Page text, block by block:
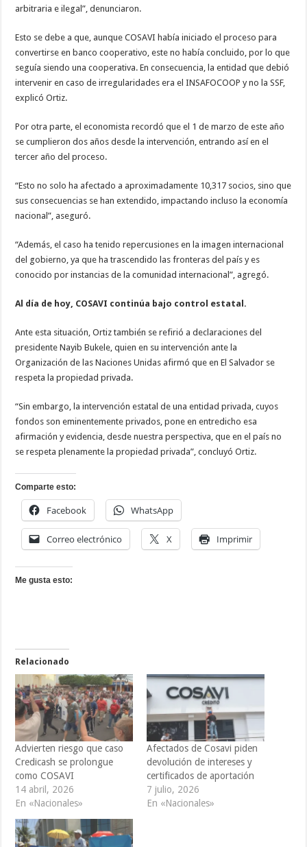
arbitraria e ilegal”, denunciaron.
Esto se debe a que, aunque COSAVI había iniciado el proceso para
convertirse en banco cooperativo, este no había concluido, por lo que
seguía siendo una cooperativa. En consecuencia, la entidad que debió
intervenir en caso de irregularidades era el INSAFOCOOP y no la SSF,
explicó Ortiz.
Por otra parte, el economista recordó que el 1 de marzo de este año
se cumplieron dos años desde la intervención, entrando así en el
tercer año del proceso.
“Esto no solo ha afectado a aproximadamente 10,317 socios, sino que
sus consecuencias se han extendido, impactando incluso la economía
nacional”, aseguró.
“Además, el caso ha tenido repercusiones en la imagen internacional
del gobierno, ya que ha trascendido las fronteras del país y es
conocido por instancias de la comunidad internacional”, agregó.
Al día de hoy, COSAVI continúa bajo control estatal.
Ante esta situación, Ortiz también se refirió a declaraciones del
presidente Nayib Bukele, quien en su intervención ante la
Organización de las Naciones Unidas afirmó que en El Salvador se
respeta la propiedad privada.
“Sin embargo, la intervención estatal de una entidad privada, cuyos
fondos son eminentemente privados, pone en entredicho esa
afirmación y evidencia, desde nuestra perspectiva, que en el país no
se respeta plenamente la propiedad privada”, concluyó Ortiz.
Comparte esto:
Facebook WhatsApp
Correo electrónico X Imprimir
Me gusta esto:
Relacionado
Advierten riesgo que caso
Credicash se prolongue
como COSAVI
14 abril, 2026
En «Nacionales»
Afectados de Cosavi piden
devolución de intereses y
certificados de aportación
7 julio, 2026
En «Nacionales»